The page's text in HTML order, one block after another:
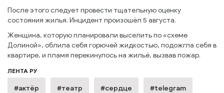
После этого следует провести тщательную оценку
состояния жилья. Инцидент произошёл 5 августа.
Женщина, которую планировали выселить по «схеме
Долиной», облила себя горючей жидкостью, подожгла себя в
квартире, и пламя перекинулось на жильё, вызвав пожар.
ЛЕНТА РУ
#актёр #театр #сердце #telegram